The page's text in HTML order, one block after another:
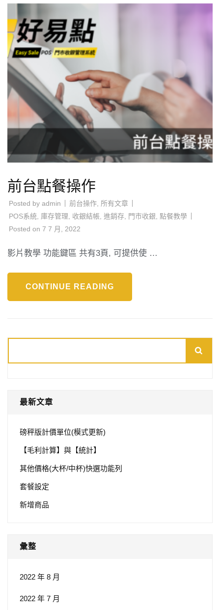
前台點餐操作
Posted by admin 前台操作 所有文章
POS系統 庫存管理 收銀結帳 進銷存 門市收銀 點餐教學
Posted on 7 7 月, 2022
影片教學 功能鍵區 共有3頁, 可提供使 …
CONTINUE READING
最新文章
磅秤版計價單位(模式更新)
【毛利計算】與【統計】
其他價格(大杯/中杯)快選功能列
套餐設定
新增商品
彙整
2022 年 8 月
2022 年 7 月